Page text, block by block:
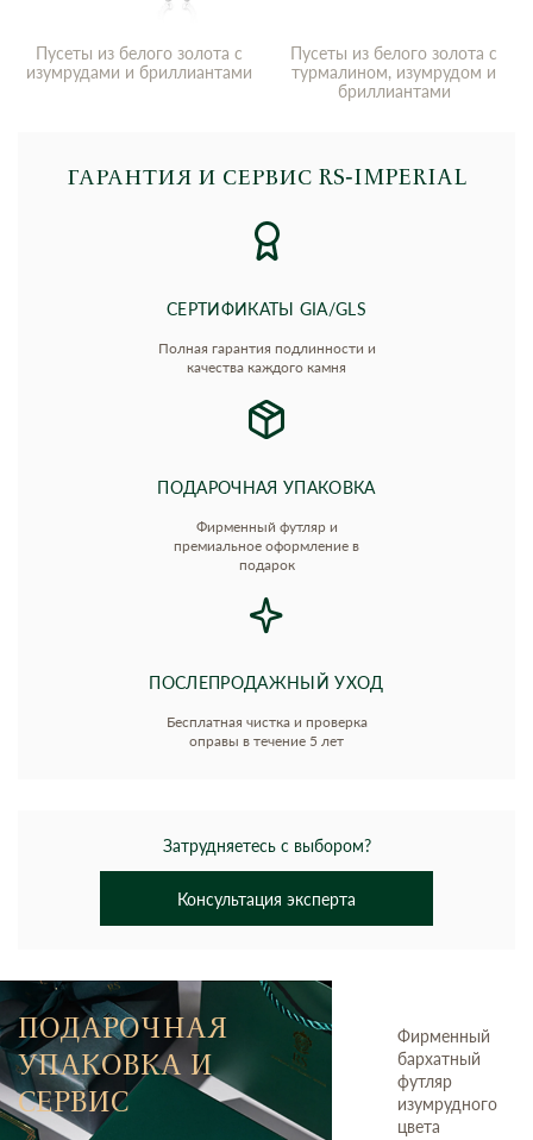
Пусеты из белого золота с
изумрудами и бриллиантами
Пусеты из белого золота с
турмалином, изумрудом и
бриллиантами
ГАРАНТИЯ И СЕРВИС RS‑IMPERIAL
СЕРТИФИКАТЫ GIA/GLS
Полная гарантия подлинности и
качества каждого камня
ПОДАРОЧНАЯ УПАКОВКА
Фирменный футляр и
премиальное оформление в
подарок
ПОСЛЕПРОДАЖНЫЙ УХОД
Бесплатная чистка и проверка
оправы в течение 5 лет
Затрудняетесь с выбором?
Консультация эксперта
ПОДАРОЧНАЯ
УПАКОВКА И
СЕРВИС
Фирменный
бархатный
футляр
изумрудного
цвета